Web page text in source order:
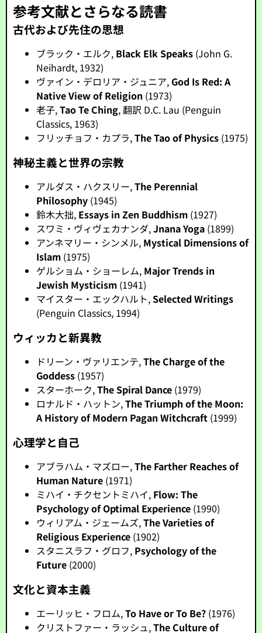
参考文献とさらなる読書
古代および先住の思想
ブラック・エルク, Black Elk Speaks (John G.
Neihardt, 1932)
ヴァイン・デロリア・ジュニア,God Is Red: A
Native View of Religion (1973)
老子,Tao Te Ching, 翻訳 D.C. Lau (Penguin
Classics, 1963)
フリッチョフ・カプラ,The Tao of Physics (1975)
神秘主義と世界の宗教
アルダス・ハクスリー,The Perennial
Philosophy (1945)
鈴木大拙, Essays in Zen Buddhism (1927)
スワミ・ヴィヴェカナンダ,Jnana Yoga (1899)
アンネマリー・シンメル, Mystical Dimensions of
Islam (1975)
ゲルショム・ショーレム, Major Trends in
Jewish Mysticism (1941)
マイスター・エックハルト,Selected Writings
(Penguin Classics, 1994)
ウィッカと新異教
ドリーン・ヴァリエンテ,The Charge of the
Goddess (1957)
スターホーク,The Spiral Dance (1979)
ロナルド・ハットン,The Triumph of the Moon:
A History of Modern Pagan Witchcraft (1999)
心理学と自己
アブラハム・マズロー,The Farther Reaches of
Human Nature (1971)
ミハイ・チクセントミハイ, Flow: The
Psychology of Optimal Experience (1990)
ウィリアム・ジェームズ,The Varieties of
Religious Experience (1902)
スタニスラフ・グロフ, Psychology of the
Future (2000)
文化と資本主義
エーリッヒ・フロム,To Have or To Be? (1976)
クリストファー・ラッシュ,The Culture of